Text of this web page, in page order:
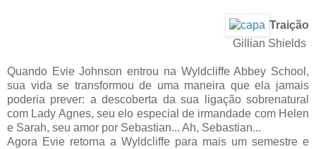
Traição
Gillian Shields
Quando Evie Johnson entrou na Wyldcliffe Abbey School,
sua vida se transformou de uma maneira que ela jamais
poderia prever: a descoberta da sua ligação sobrenatural
com Lady Agnes, seu elo especial de irmandade com Helen
e Sarah, seu amor por Sebastian... Ah, Sebastian...
Agora Evie retorna a Wyldcliffe para mais um semestre e